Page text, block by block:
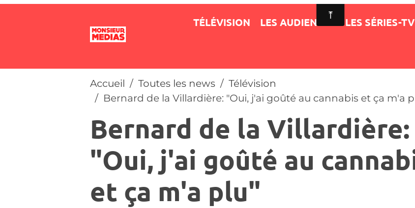
TÉLÉVISION LES AUDIENCES LES SÉRIES-TV
Accueil Toutes les news
Télévision
Bernard de la Villardière: "Oui, j'ai goûté au cannabis et ça m'a
Bernard de la Villardière:
"Oui, j'ai goûté au
et ça m'a plu"